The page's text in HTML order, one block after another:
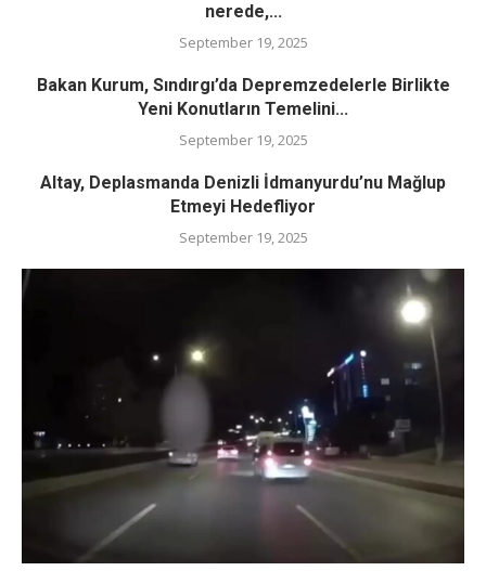
nerede,...
September 19, 2025
Bakan Kurum, Sındırgı’da Depremzedelerle Birlikte
Yeni Konutların Temelini...
September 19, 2025
Altay, Deplasmanda Denizli İdmanyurdu’nu Mağlup
Etmeyi Hedefliyor
September 19, 2025